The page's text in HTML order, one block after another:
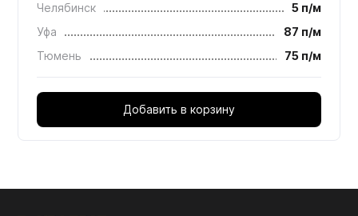
Челябинск
5 п/м
Уфа
87 п/м
Тюмень
75 п/м
Добавить в корзину